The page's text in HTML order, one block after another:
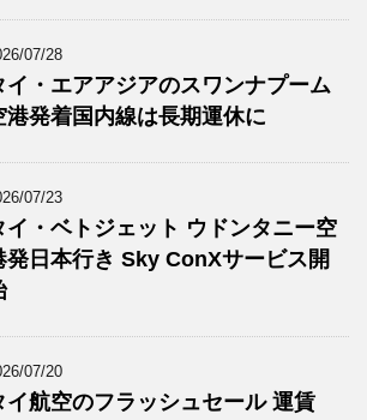
07/28
イ・エアアジアのスワンナプーム
港発着国内線は長期運休に
07/23
イ・ベトジェット ウドンタニー空
発日本行き Sky ConXサービス開
07/20
イ航空のフラッシュセール 運賃